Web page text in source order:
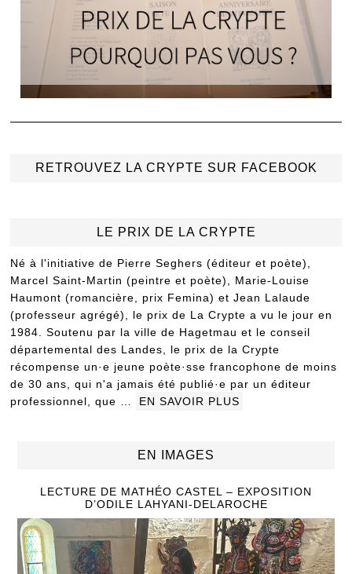
RETROUVEZ LA CRYPTE SUR FACEBOOK
LE PRIX DE LA CRYPTE
Né à l'initiative de Pierre Seghers (éditeur et poète),
Marcel Saint-Martin (peintre et poète), Marie-Louise
Haumont (romancière, prix Femina) et Jean Lalaude
(professeur agrégé), le prix de La Crypte a vu le jour en
1984. Soutenu par la ville de Hagetmau et le conseil
départemental des Landes, le prix de la Crypte
récompense un·e jeune poète·sse francophone de moins
de 30 ans, qui n'a jamais été publié·e par un éditeur
professionnel, que …
EN SAVOIR PLUS
EN IMAGES
LECTURE DE MATHÉO CASTEL – EXPOSITION
D’ODILE LAHYANI-DELAROCHE